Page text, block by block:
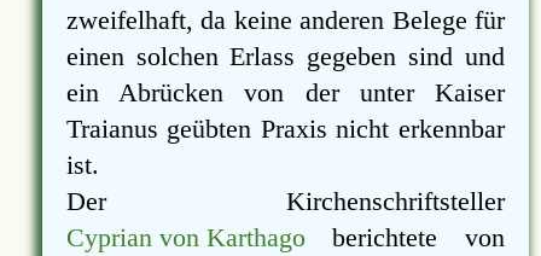
zweifelhaft, da keine anderen Belege für
einen solchen Erlass gegeben sind und
ein Abrücken von der unter Kaiser
Traianus geübten Praxis nicht erkennbar
ist.
Der Kirchenschriftsteller
Cyprian von Karthagoberichtete von